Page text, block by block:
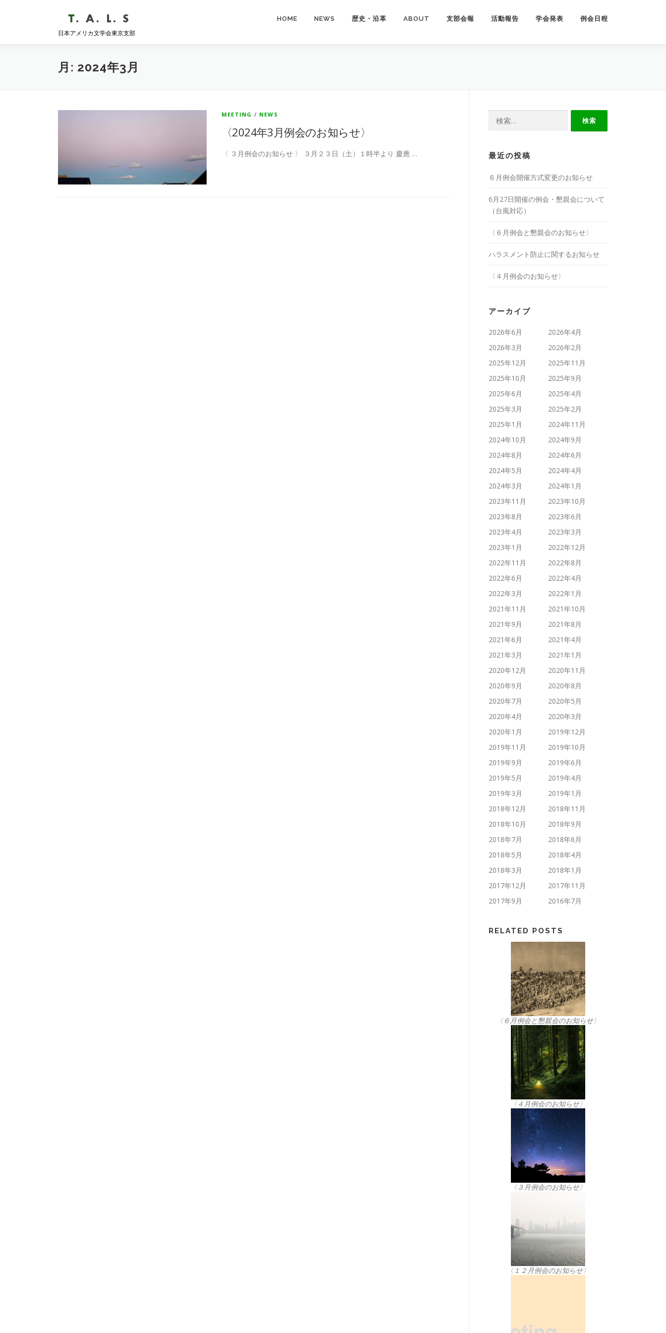
日本アメリカ文学会東京支部
HOME NEWS 歴史・沿革 ABOUT 支部会報 活動報告 学会発表 例会日程
月: 2024年3月
MEETING / NEWS
〈2024年3月例会のお知らせ〉
〈 ３月例会のお知らせ 〉 ３月２３日（土）１時半より 慶應 … 最近の投稿
６月例会開催方式変更のお知らせ
6月27日開催の例会・懇親会について
（台風対応）
〈６月例会と懇親会のお知らせ〉
ハラスメント防止に関するお知らせ
〈４月例会のお知らせ〉
アーカイブ
2026年6月
2026年4月
2026年3月
2026年2月
2025年12月
2025年11月
2025年10月
2025年9月
2025年6月
2025年4月
2025年3月
2025年2月
2025年1月
2024年11月
2024年10月
2024年9月
2024年8月
2024年6月
2024年5月
2024年4月
2024年3月
2024年1月
2023年11月
2023年10月
2023年8月
2023年6月
2023年4月
2023年3月
2023年1月
2022年12月
2022年11月
2022年8月
2022年6月
2022年4月
2022年3月
2022年1月
2021年11月
2021年10月
2021年9月
2021年8月
2021年6月
2021年4月
2021年3月
2021年1月
2020年12月
2020年11月
2020年9月
2020年8月
2020年7月
2020年5月
2020年4月
2020年3月
2020年1月
2019年12月
2019年11月
2019年10月
2019年9月
2019年6月
2019年5月
2019年4月
2019年3月
2019年1月
2018年12月
2018年11月
2018年10月
2018年9月
2018年7月
2018年6月
2018年5月
2018年4月
2018年3月
2018年1月
2017年12月
2017年11月
2017年9月
2016年7月
RELATED POSTS
〈６月例会と懇親会のお知らせ〉
〈４月例会のお知らせ〉
〈３月例会のお知らせ〉
〈１２月例会のお知らせ〉